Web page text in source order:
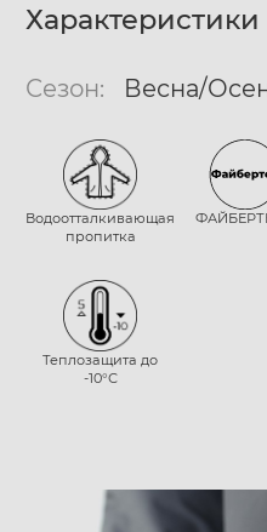
Характеристики
Сезон: Весна/
Водоотталкивающая
пропитка
Теплозащита до
-10°С